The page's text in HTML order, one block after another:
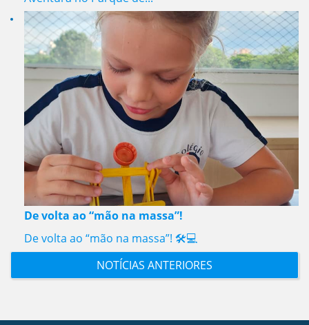
De volta ao “mão na massa”!
De volta ao “mão na massa”! 🛠️💻
NOTÍCIAS ANTERIORES